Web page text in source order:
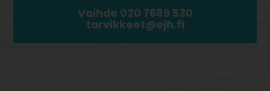
Vaihde 020 7689 530
tarvikkeet@ejh.fi